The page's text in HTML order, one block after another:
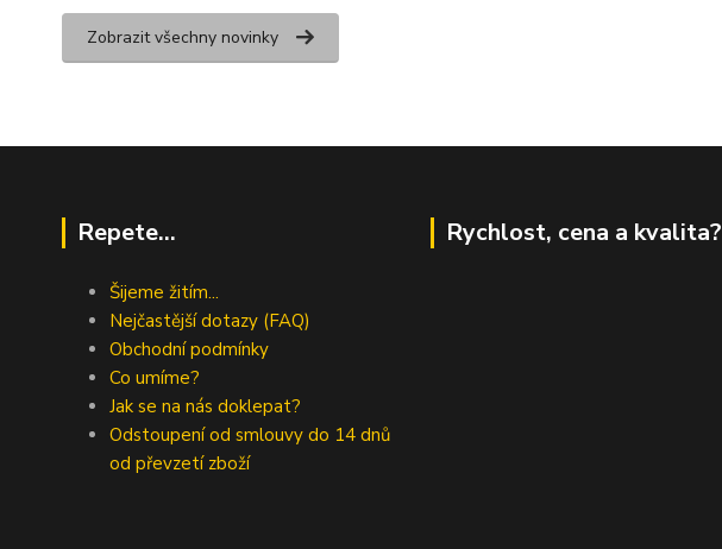
Zobrazit všechny novinky
Repete...
Šijeme žitím...
Nejčastější dotazy (FAQ)
Obchodní podmínky
Co umíme?
Jak se na nás doklepat?
Odstoupení od smlouvy do 14 dnů
od převzetí zboží
Rychlost, cena a kvalita?